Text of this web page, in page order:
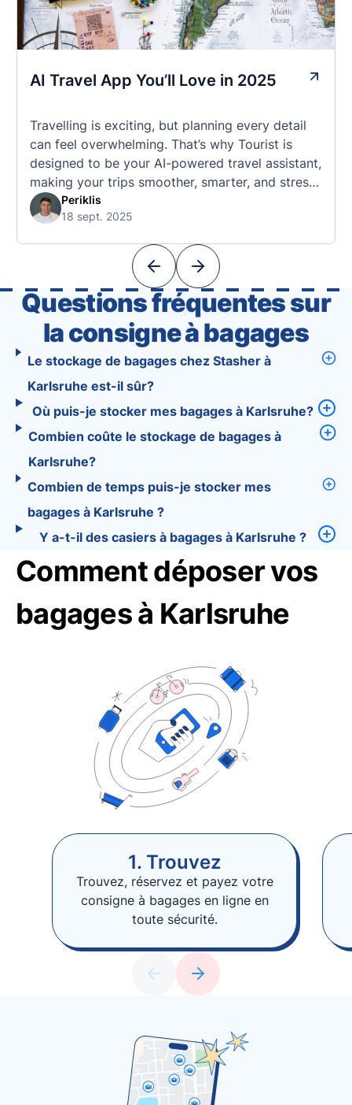
AI Travel App You’ll Love in 2025
Travelling is exciting, but planning every detail
can feel overwhelming. That’s why Tourist is
designed to be your AI-powered travel assistant,
making your trips smoother, smarter, and stress-
free. 🧭 What Makes the Tourist App Unique?
Unlike standard travel apps, Tourist combines
With Tourist, your trip planning becomes as
Periklis
18 sept. 2025
Questions fréquentes sur
la consigne à bagages
Le stockage de bagages chez Stasher à
Karlsruhe est-il sûr?
Où puis-je stocker mes bagages à Karlsruhe?
Combien coûte le stockage de bagages à
Karlsruhe?
Combien de temps puis-je stocker mes
bagages à Karlsruhe ?
Y a-t-il des casiers à bagages à Karlsruhe ?
Comment déposer vos
bagages à Karlsruhe
1. Trouvez
Trouvez, réservez et payez votre
consigne à bagages en ligne en
toute sécurité.